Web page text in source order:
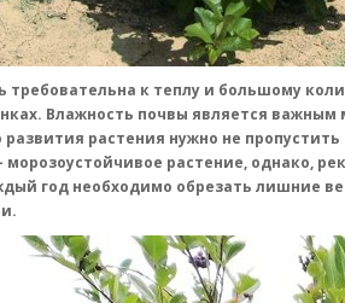
требовательна к теплу и большому
Влажность почвы является
развития растения нужно не
морозоустойчивое растение, однако,
год необходимо обрезать лишние